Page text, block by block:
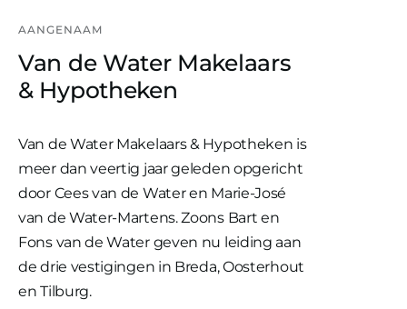
AANGENAAM
Van de Water Makelaars
& Hypotheken
Van de Water Makelaars & Hypotheken is
meer dan veertig jaar geleden opgericht
door Cees van de Water en Marie-José
van de Water-Martens. Zoons Bart en
Fons van de Water geven nu leiding aan
de drie vestigingen in Breda, Oosterhout
en Tilburg.